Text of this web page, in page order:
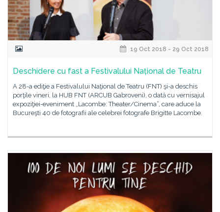
19 Oct 2018 - 29 Oct 2018
Deschidere cu fast a Festivalului Național de Teatru
A 28-a ediţie a Festivalului Naţional de Teatru (FNT) şi-a deschis
porţile vineri, la HUB FNT (ARCUB Gabroveni), o dată cu vernisajul
expoziţiei-eveniment „Lacombe: Theater/Cinema”, care aduce la
Bucureşti 40 de fotografii ale celebrei fotografe Brigitte Lacombe.